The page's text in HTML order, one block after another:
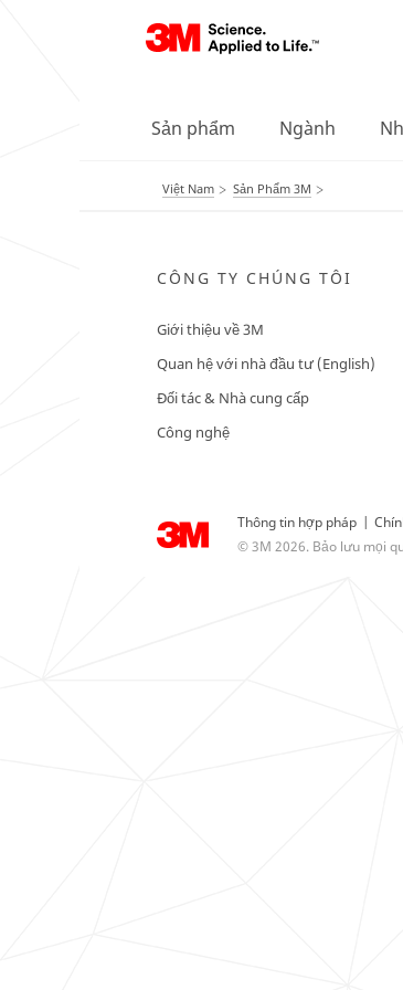
Sản phẩm Ngành
Việt Nam Sản Phẩm 3M
CÔNG TY CHÚNG TÔI
Giới thiệu về 3M
Quan hệ với nhà đầu tư (English)
Đối tác & Nhà cung cấp
Công nghệ
Thông tin hợp pháp |
© 3M 2026. Bảo lưu mọi